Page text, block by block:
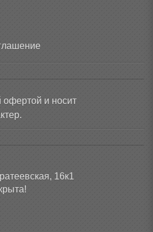
офертой и носит
16к1